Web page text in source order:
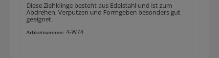
Diese Ziehklinge besteht aus Edelstahl und ist zum
Abdrehen, Verputzen und Formgeben besonders gut
geeignet.
Artikelnummer: 4-W74